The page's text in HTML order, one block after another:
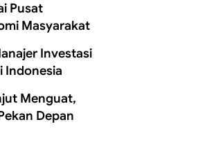
Pusat
Masyarakat
Investasi
Indonesia
Menguat,
Depan